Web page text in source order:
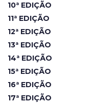
10ª EDIÇÃO
11ª EDIÇÃO
12ª EDIÇÃO
13ª EDIÇÃO
14ª EDIÇÃO
15ª EDIÇÃO
16ª EDIÇÃO
17ª EDIÇÃO